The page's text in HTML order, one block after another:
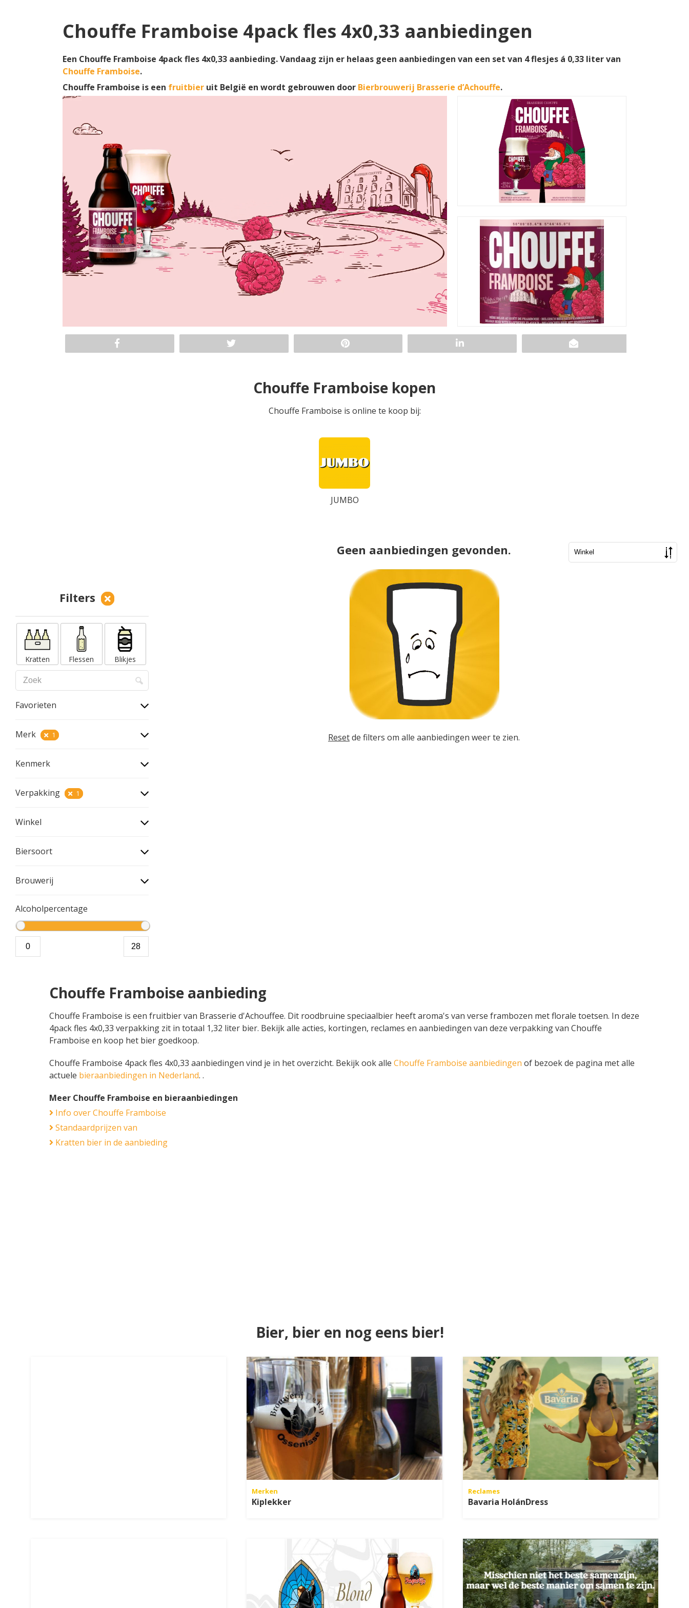
Chouffe Framboise 4pack fles 4x0,33 aanbiedingen
Een Chouffe Framboise 4pack fles 4x0,33 aanbieding. Vandaag zijn er helaas geen aanbiedingen van een set van 4 flesjes á 0,33 liter van
Chouffe Framboise.
Chouffe Framboise is een fruitbier uit België en wordt gebrouwen door Bierbrouwerij Brasserie d’Achouffe.
Chouffe Framboise kopen
Chouffe Framboise is online te koop bij:
JUMBO
Filters
Kratten Flessen Blikjes
Favorieten
Merk 1
Kenmerk
Verpakking 1
Winkel
Biersoort
Brouwerij
Alcoholpercentage
Geen aanbiedingen gevonden.
Resetde filters om alle aanbiedingen weer te zien.
Chouffe Framboise aanbieding
Chouffe Framboise is een fruitbier van Brasserie d'Achouffee. Dit roodbruine speciaalbier heeft aroma's van verse frambozen met florale toetsen. In deze
4pack fles 4x0,33 verpakking zit in totaal 1,32 liter bier. Bekijk alle acties, kortingen, reclames en aanbiedingen van deze verpakking van Chouffe
Framboise en koop het bier goedkoop.
Chouffe Framboise 4pack fles 4x0,33 aanbiedingen vind je in het overzicht. Bekijk ook alle Chouffe Framboise aanbiedingen of bezoek de pagina met alle
actuele bieraanbiedingen in Nederland. .
Meer Chouffe Framboise en bieraanbiedingen
Info over Chouffe Framboise
Standaardprijzen van
Kratten bier in de aanbieding
Bier, bier en nog eens bier!
Merken
Kiplekker
Reclames
Bavaria HolánDress